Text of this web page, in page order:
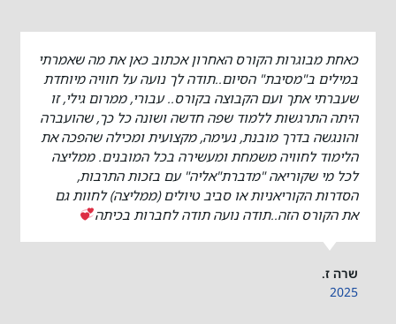
כאחת מבוגרות הקורס האחרון אכתוב כאן את מה שאמרתי
במילים ב"מסיבת" הסיום..תודה לך נועה על חוויה מיוחדת
שעברתי אתך ועם הקבוצה בקורס.. עבורי, ממרום גילי, זו
היתה התרגשות ללמוד שפה חדשה ושונה כל כך, שהועברה
והונגשה בדרך מובנת, נעימה, מקצועית ומכילה שהפכה את
הלימוד לחוויה משמחת ומעשירה בכל המובנים. ממליצה
לכל מי שקוריאה "מדברת"אליה" עם בזכות התרבות,
הסדרות הקוריאניות או סביב טיולים (ממליצה) לחוות גם
את הקורס הזה..תודה נועה תודה לחברות בכיתה
שרה ז.
2025